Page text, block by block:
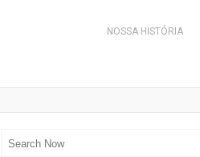
NOSSA HISTÓRIA